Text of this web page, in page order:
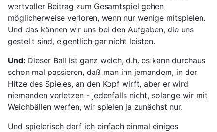
wertvoller Beitrag zum Gesamtspiel gehen
möglicherweise verloren, wenn nur wenige mitspielen.
Und das können wir uns bei den Aufga­ben, die uns
gestellt sind, eigentlich gar nicht leisten.
Und: Dieser Ball ist ganz weich, d.h. es kann durchaus
schon mal passieren, daß man ihn jemandem, in der
Hitze des Spieles, an den Kopf wirft, aber er wird
niemanden verletzen - jedenfalls nicht, solange wir mit
Weichbällen werfen, wir spielen ja zunächst nur.
Und spielerisch darf ich einfach einmal einiges